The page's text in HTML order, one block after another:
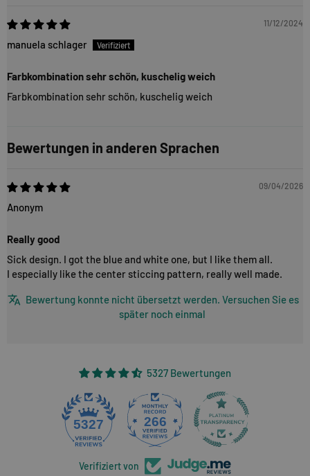
11/12/2024
manuela schlager
Farbkombination sehr schön, kuschelig weich
Farbkombination sehr schön, kuschelig weich
Bewertungen in anderen Sprachen
09/04/2026
Anonym
Really good
Sick design. I got the blue and white one, but I like them all.
I especially like the center sticcing pattern, really well made.
Bewertung konnte nicht übersetzt werden. Versuchen Sie es
später noch einmal
5327 Bewertungen
266
Verifiziert von